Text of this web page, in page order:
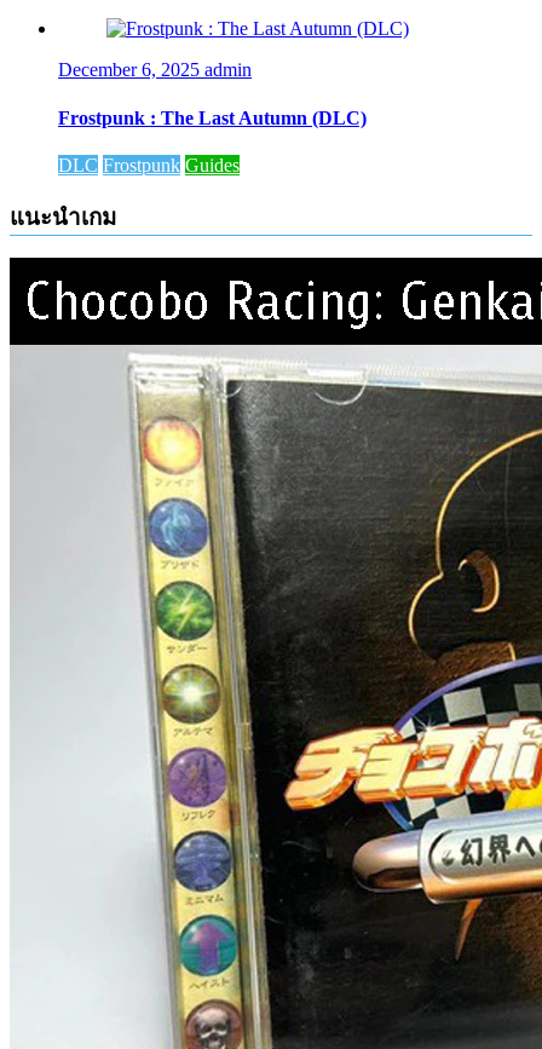
December 6, 2025 admin
Frostpunk : The Last Autumn (DLC)
DLC Frostpunk Guides
แนะนำเกม